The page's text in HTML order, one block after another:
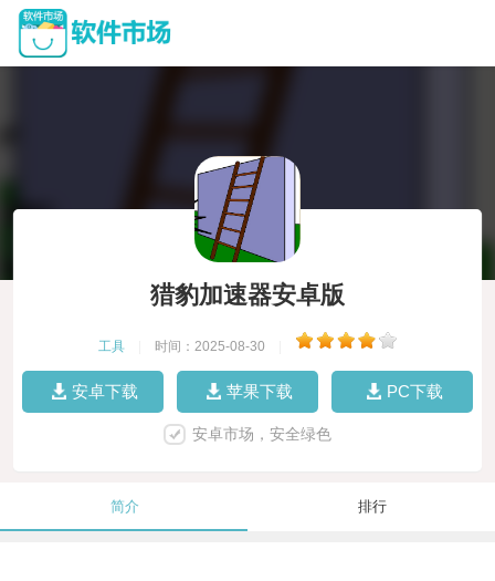
猎豹加速器安卓版
工具 时间：2025-08-30
安卓下载 苹果下载 PC下载
安卓市场，安全绿色
简介 排行